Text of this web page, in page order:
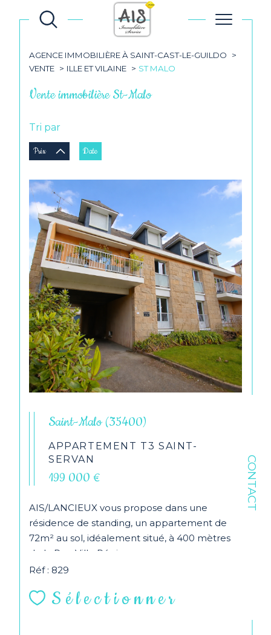
CONTACT
AGENCE IMMOBILIÈRE À SAINT-CAST-LE-GUILDO
VENTE
ILLE ET VILAINE ST MALO
Vente immobilière St-Malo
Tri par
Prix Date
Saint-Malo (35400)
APPARTEMENT T3 SAINT-
SERVAN
199 000 €
AIS/LANCIEUX vous propose dans une
résidence de standing, un appartement de
72m² au sol, idéalement situé, à 400 mètres
de la Rue Ville Pépin...
Réf : 829
Sélectionner